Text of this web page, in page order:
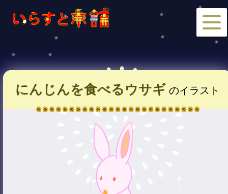
にんじんを食べるウサギ のイラスト